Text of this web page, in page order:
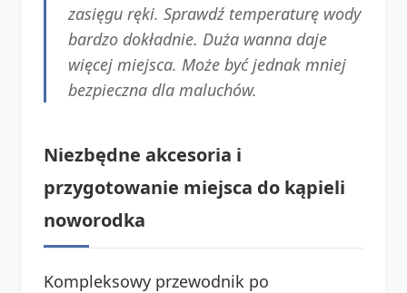
zasięgu ręki. Sprawdź temperaturę wody
bardzo dokładnie. Duża wanna daje
więcej miejsca. Może być jednak mniej
bezpieczna dla maluchów.
Niezbędne akcesoria i
przygotowanie miejsca do kąpieli
noworodka
Kompleksowy przewodnik po